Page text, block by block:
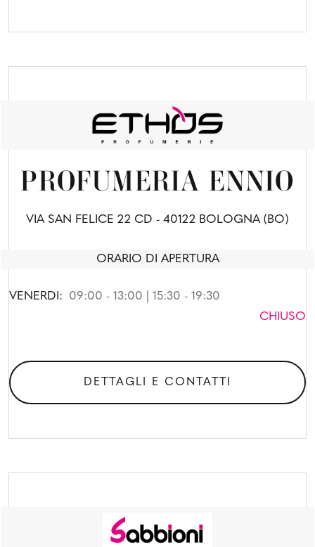
PROFUMERIA ENNIO
VIA SAN FELICE 22 CD - 40122 BOLOGNA (BO)
ORARIO DI APERTURA
VENERDI:
09:00 - 13:00 | 15:30 - 19:30
CHIUSO
DETTAGLI E CONTATTI